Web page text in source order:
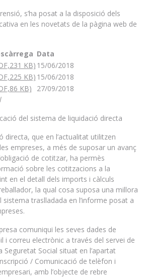
s’ha posat a la disposició dels
en les novetats de la pàgina web de
Data
KB) 15/06/2018
KB) 15/06/2018
KB)
27/09/2018
del sistema de liquidació directa
directa, que en l’actualitat utilitzen
empreses, a més de suposar un avanç
de cotitzar, ha permès
sobre les cotitzacions a la
en el detall dels imports i càlculs
la qual cosa suposa una millora
sistema traslladada en l’informe posat a
comuniqui les seves dades de
i correu electrònic a través del servei de
Seguretat Social situat en l’apartat
/ Comunicació de telèfon i
amb l’objecte de rebre